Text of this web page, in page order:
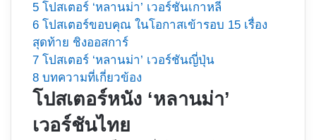
5 โปสเตอร์ ‘หลานม่า’ เวอร์ชันเกาหลี
6 โปสเตอร์ขอบคุณ ในโอกาสเข้ารอบ 15 เรื่อง
สุดท้าย ชิงออสการ์
7 โปสเตอร์ ‘หลานม่า’ เวอร์ชันญี่ปุ่น
8 บทความที่เกี่ยวข้อง
โปสเตอร์หนัง ‘หลานม่า’
เวอร์ชันไทย